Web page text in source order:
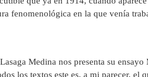
fenomenológica en la que venía
Medina nos presenta su
los textos este es, a mi parecer, el